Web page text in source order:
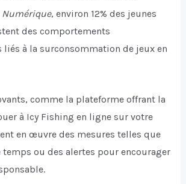
, environ 12% des jeunes
des comportements
à la surconsommation de jeux en
comme la plateforme offrant la
à Icy Fishing en ligne sur votre
en œuvre des mesures telles que
ou des alertes pour encourager